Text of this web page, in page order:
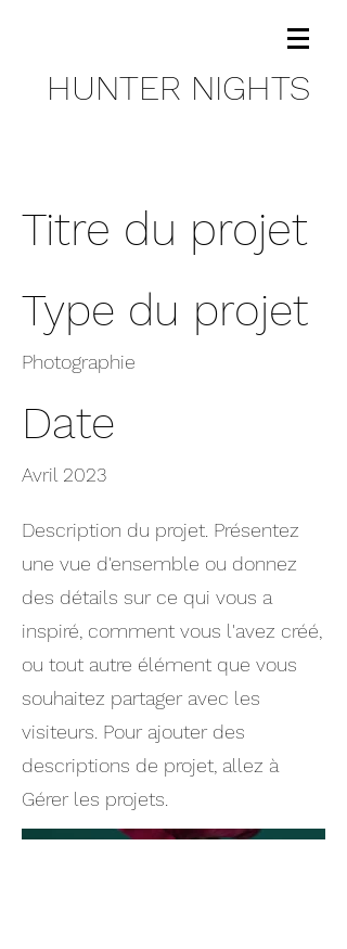
HUNTER NIGHTS
Titre du projet
Type du projet
Photographie
Date
Avril 2023
Description du projet. Présentez
une vue d'ensemble ou donnez
des détails sur ce qui vous a
inspiré, comment vous l'avez créé,
ou tout autre élément que vous
souhaitez partager avec les
visiteurs. Pour ajouter des
descriptions de projet, allez à
Gérer les projets.